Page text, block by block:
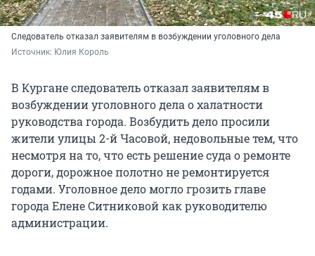
Следователь отказал заявителям в возбуждении уголовного дела
Источник: Юлия Король
В Кургане следователь отказал заявителям в
возбуждении уголовного дела о халатности
руководства города. Возбудить дело просили
жители улицы 2-й Часовой, недовольные тем, что
несмотря на то, что есть решение суда о ремонте
дороги, дорожное полотно не ремонтируется
годами. Уголовное дело могло грозить главе
города Елене Ситниковой как руководителю
администрации.